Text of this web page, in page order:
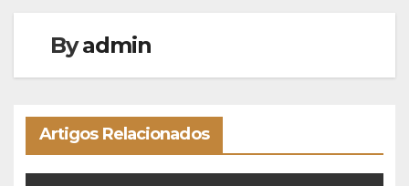
Byadmin
Artigos Relacionados